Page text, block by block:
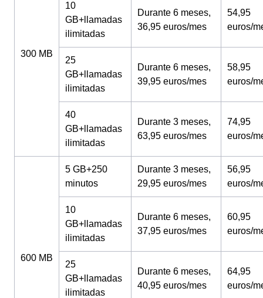
300 MB
10
GB+llamadas
ilimitadas
Durante 6 meses,
36,95 euros/mes
54,95
euros/
25
GB+llamadas
ilimitadas
Durante 6 meses,
39,95 euros/mes
58,95
euros/
40
GB+llamadas
ilimitadas
Durante 3 meses,
63,95 euros/mes
74,95
euros/
600 MB
5 GB+250
minutos
Durante 3 meses,
29,95 euros/mes
56,95
euros/
10
GB+llamadas
ilimitadas
Durante 6 meses,
37,95 euros/mes
60,95
euros/
25
GB+llamadas
ilimitadas
Durante 6 meses,
40,95 euros/mes
64,95
euros/